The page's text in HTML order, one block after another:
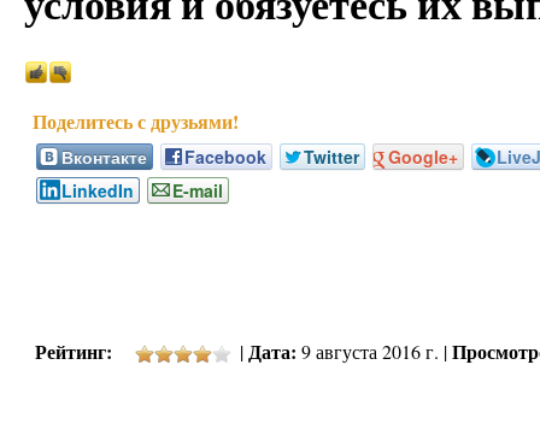
Вконтакте Facebook Twitter Google+
LinkedIn
E-mail
Рейтинг: | Дата: 9 августа 2016 г. |